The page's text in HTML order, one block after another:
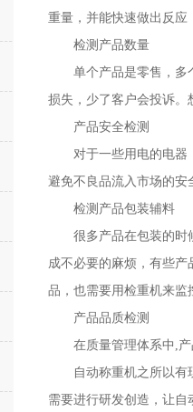
重量，并能快速做出反应
检测产品数量
单个产品是零售，多个
损失，少了客户会投诉。
产品安全检测
对于一些用电的电器，
避免不良品流入市场的安
检测产品包装辅料
很多产品在包装的时候
成不必要的麻烦，有些
品，也需要用检重机来监
产品品质检测
在质量管理体系中,产
自动称重机之所以有现
需要进行研发创造，让